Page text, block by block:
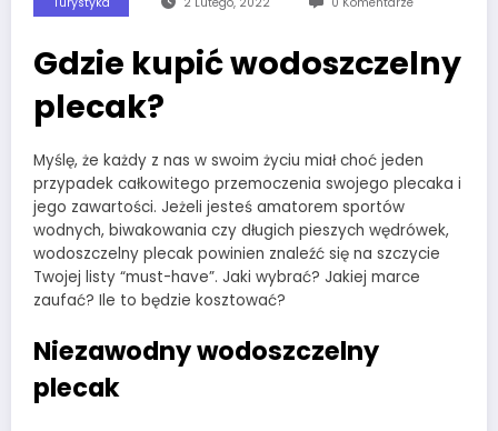
Gdzie kupić wodoszczelny
plecak?
Myślę, że każdy z nas w swoim życiu miał choć jeden
przypadek całkowitego przemoczenia swojego plecaka i
jego zawartości. Jeżeli jesteś amatorem sportów
wodnych, biwakowania czy długich pieszych wędrówek,
wodoszczelny plecak powinien znaleźć się na szczycie
Twojej listy “must-have”. Jaki wybrać? Jakiej marce
zaufać? Ile to będzie kosztować?
Niezawodny wodoszczelny
plecak